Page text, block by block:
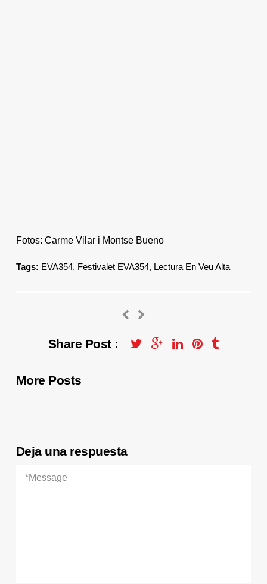
Fotos: Carme Vilar i Montse Bueno
Tags: EVA354, Festivalet EVA354, Lectura En Veu Alta
Share Post :
More Posts
Deja una respuesta